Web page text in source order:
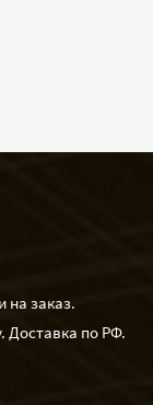
на заказ.
Доставка по РФ.